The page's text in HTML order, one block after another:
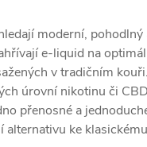
moderní,
e-liquid na
v tradičním
úrovní nikotinu či
přenosné a
ke